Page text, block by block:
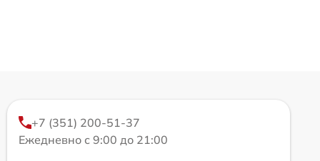
+7 (351) 200-51-37
Ежедневно с 9:00 до 21:00